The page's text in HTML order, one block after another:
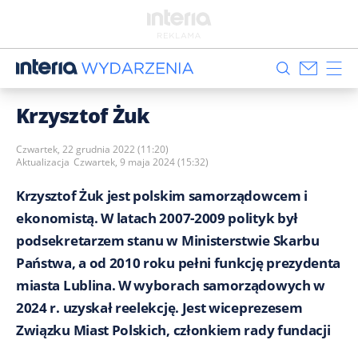
Krzysztof Żuk
Czwartek, 22 grudnia 2022 (11:20)
Aktualizacja Czwartek, 9 maja 2024 (15:32)
Krzysztof Żuk jest polskim samorządowcem i
ekonomistą. W latach 2007-2009 polityk był
podsekretarzem stanu w Ministerstwie Skarbu
Państwa, a od 2010 roku pełni funkcję prezydenta
miasta Lublina. W wyborach samorządowych w
2024 r. uzyskał reelekcję. Jest wiceprezesem
Związku Miast Polskich, członkiem rady fundacji